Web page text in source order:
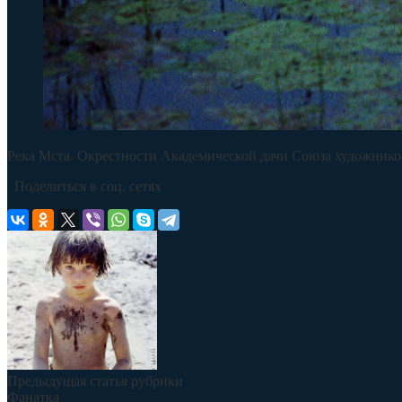
Река Мста. Окрестности Академической дачи Союза
Поделиться в соц. сетях
Предыдущая статья рубрики
Фанатка